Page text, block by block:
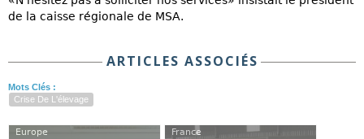
de la caisse régionale de MSA.
ARTICLES ASSOCIÉS
Mots Clés :
Crise De L'élevage
Europe France